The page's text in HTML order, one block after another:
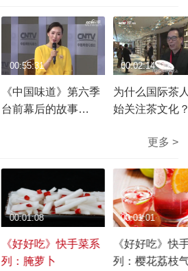
《中国味道》第六季
台前幕后的故事
00:55:31
为什么国际茶
始关注茶文化
00:02:14
更多 >
《好好吃》快手菜系
列：腌萝卜
00:01:08
《好好吃》快
列：樱花荔枝
00:01:01